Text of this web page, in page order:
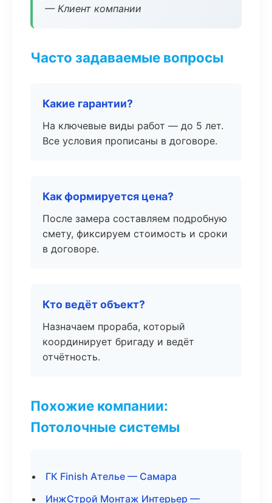
— Клиент компании
Часто задаваемые вопросы
Какие гарантии?
На ключевые виды работ — до 5 лет.
Все условия прописаны в договоре.
Как формируется цена?
После замера составляем подробную
смету, фиксируем стоимость и сроки
в договоре.
Кто ведёт объект?
Назначаем прораба, который
координирует бригаду и ведёт
отчётность.
Похожие компании:
Потолочные системы
ГК Finish Ателье — Самара
ИнжСтрой Монтаж Интерьер —